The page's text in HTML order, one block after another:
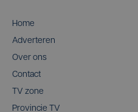
Home
Adverteren
Over ons
Contact
TV zone
Provincie TV